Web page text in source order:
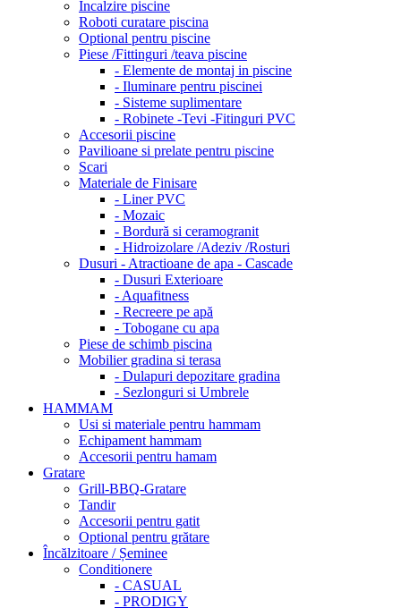
Incalzire piscine
Roboti curatare piscina
Optional pentru piscine
Piese /Fittinguri /teava piscine
- Elemente de montaj in piscine
- Iluminare pentru piscinei
- Sisteme suplimentare
- Robinete -Tevi -Fitinguri PVC
Accesorii piscine
Pavilioane si prelate pentru piscine
Scari
Materiale de Finisare
- Liner PVC
- Mozaic
- Bordură si ceramogranit
- Hidroizolare /Adeziv /Rosturi
Dusuri - Atractioane de apa - Cascade
- Dusuri Exterioare
- Aquafitness
- Recreere pe apă
- Tobogane cu apa
Piese de schimb piscina
Mobilier gradina si terasa
- Dulapuri depozitare gradina
- Sezlonguri si Umbrele
HAMMAM
Usi si materiale pentru hammam
Echipament hammam
Accesorii pentru hamam
Gratare
Grill-BBQ-Gratare
Tandir
Accesorii pentru gatit
Optional pentru grătare
Încălzitoare / Șeminee
Conditionere
- CASUAL
- PRODIGY